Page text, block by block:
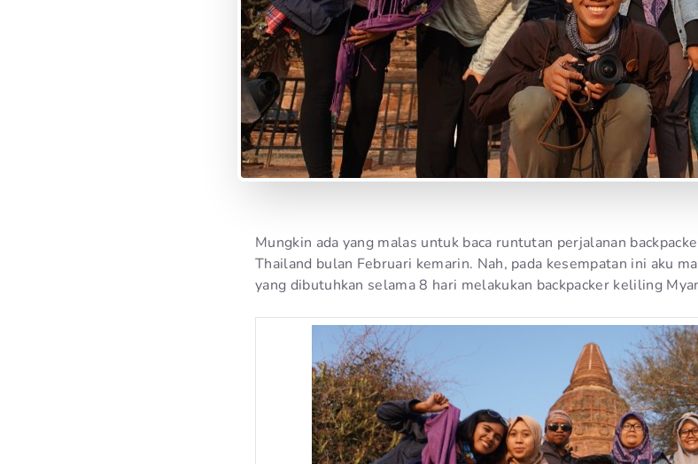
Mungkin ada yang malas untuk baca runtutan perjalanan
Thailand bulan Februari kemarin. Nah, pada kesempatan ini aku
yang dibutuhkan selama 8 hari melakukan backpacker keliling